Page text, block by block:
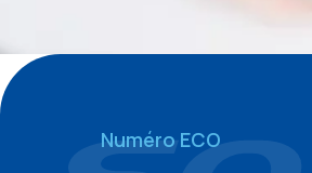
Numéro ECO